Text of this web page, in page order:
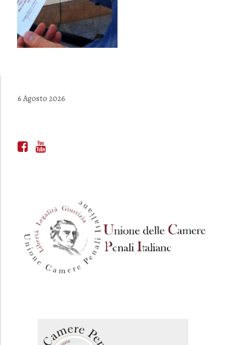
6 Agosto 2026